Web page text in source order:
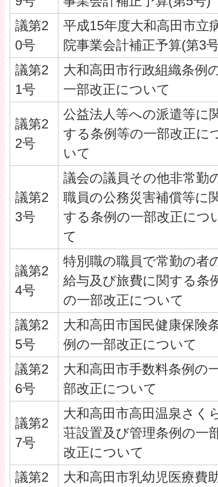
議第2
0号
平成15年度大和高田市立
院事業会計補正予算(第3
議第2
1号
大和高田市行政組織条例
一部改正について
議第2
2号
公益法人等への派遣等に
する条例等の一部改正に
いて
議第2
3号
議会の議員その他非常勤
職員の公務災害補償等に
する条例の一部改正につ
て
議第2
4号
特別職の職員で常勤の者
給与及び旅費に関する条
の一部改正について
議第2
5号
大和高田市国民健康保険
例の一部改正について
議第2
6号
大和高田市手数料条例の
部改正について
議第2
7号
大和高田市高田温泉さく
荘設置及び管理条例の一
改正について
議第2
大和高田市乳幼児医療費